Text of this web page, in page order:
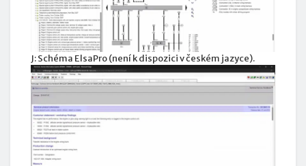
J: Schéma ElsaPro (není k dispozici v českém jazyce).